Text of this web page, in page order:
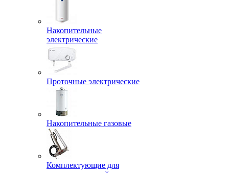
Накопительные
электрические
Проточные электрические
Накопительные газовые
Комплектующие для